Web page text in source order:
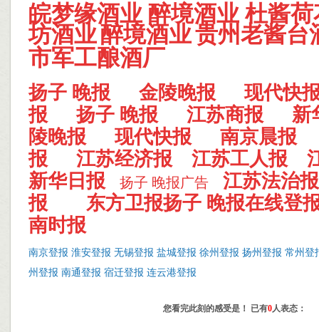
皖梦缘酒业 醉境酒业杜酱
坊酒业醉境酒业贵州老酱台
市军工酿酒厂
扬子 晚报 金陵晚报
现代快
报
扬子 晚报 江苏商报
新
陵晚报
现代快报
南京晨报
报
江苏经济报 江苏工人报
新华日报
扬子 晚报广告
江苏法治报
报
东方卫报扬子 晚报在线登
南时报
南京登报 淮安登报 无锡登报 盐城登报 徐州登报 扬州登报 常州登
州登报 南通登报 宿迁登报 连云港登报
您看完此刻的感受是！ 已有0人表态：